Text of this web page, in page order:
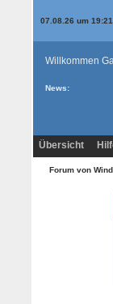
07.08.26 um
Willkommen
News:
Übersicht
Forum von